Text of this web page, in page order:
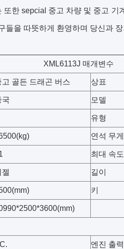
또한 sepcial 중고 차량 및 중고
들을 따뜻하게 환영하며 당신과
XML6113J 매개변수
고 골든 드래곤 버스 상표
국 모델
유형
연석 무게
최대 속도
젤 길이
키
엔진 출력